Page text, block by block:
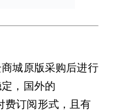
城原版采购后进行
，国外的
费订阅形式，且有